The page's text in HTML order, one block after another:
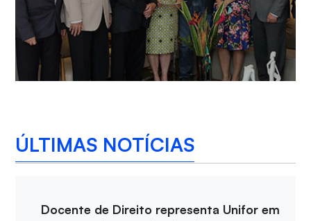
ÚLTIMAS NOTÍCIAS
Docente de Direito representa Unifor em